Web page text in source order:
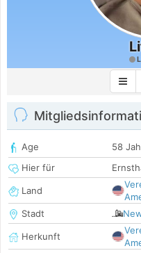
Age
58
Hier für
Land
Stadt
Herkunft